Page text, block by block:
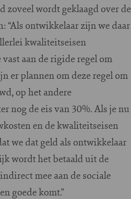
zoveel wordt geklaagd over de
ontwikkelaar zijn we daar
kwaliteitseisen
aan de rigide regel om
er plannen om deze regel om
op het andere
nog de eis van 30%. Als je nu
en de kwaliteitseisen
we dat geld als ontwikkelaar
wordt het betaald uit de
mee aan de sociale
goede komt.”